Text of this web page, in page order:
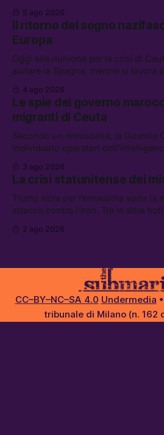
chi aspetta i dispersi di Ceuta, il
diluiti, e quanti attivisti anti data
5 ago 2026
Il ritorno del sogno
Europa
Oggi alla riunione per la crisi di
aiutare la Spagna, mentre si lavora
spontanei a Gaza, un giovane di 19
sole per raccogliere pomodori, e
4 ago 2026
Le spie del governo
migranti di Ceuta
Secondo un retroscena, la Guardia
individuato operatori
hanno ucciso 19 persone a Gaza; le
largo sugli armamenti per l’Ucraina;
Xbox adesso?
3 ago 2026
La crisi statunitense dei
Trump ritira per l’ennesima volta la
attacco contro l’Iran. Tra le altre
piano della maggioranza per
2 ago 2026
CC–BY–NC–SA 4.0 Undermedia
tribunale di Milano (n. 162